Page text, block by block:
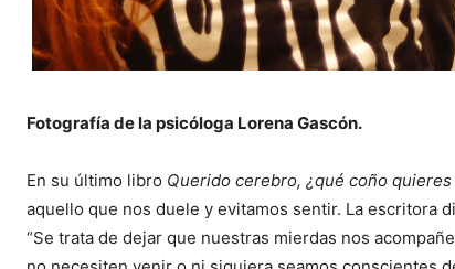
Fotografía de la psicóloga Lorena Gascón.
En su último libro Querido cerebro, ¿qué coño quieres
aquello que nos duele y evitamos sentir. La escritora
“Se trata de dejar que nuestras mierdas nos